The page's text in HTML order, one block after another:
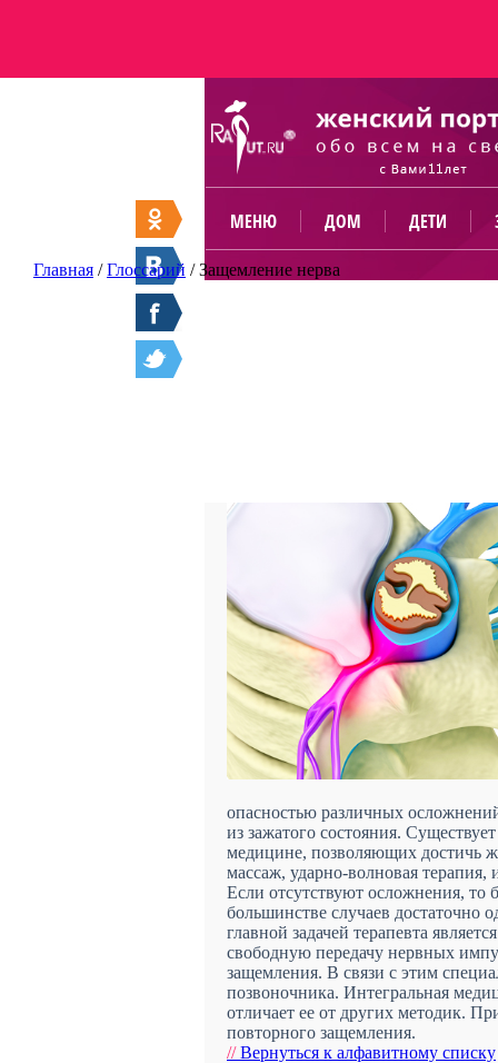
МЕНЮ ДОМ ДЕТИ
Главная /Глоссарий /Защемление нерва
опасностью различных
из зажатого состояния.
медицине, позволяющих достичь
массаж, ударно-волновая
Если отсутствуют осложнения, то
большинстве случаев достаточно
главной задачей терапевта
свободную передачу нервных
защемления. В связи с этим
позвоночника. Интегральная
отличает ее от других методик.
повторного защемления.
//Вернуться к алфавитному списку